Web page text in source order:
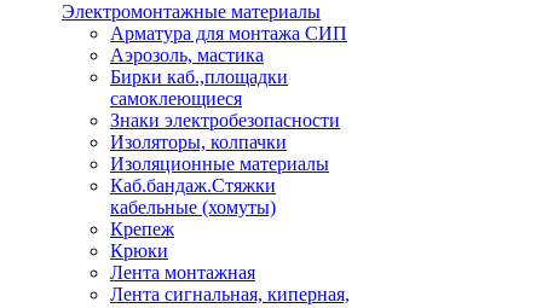
Электромонтажные материалы
Арматура для монтажа СИП
Аэрозоль, мастика
Бирки каб.,площадки
самоклеющиеся
Знаки электробезопасности
Изоляторы, колпачки
Изоляционные материалы
Каб.бандаж.Стяжки
кабельные (хомуты)
Крепеж
Крюки
Лента монтажная
Лента сигнальная, киперная,